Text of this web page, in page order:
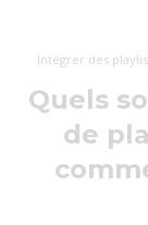
Intégrer des
Quels
de